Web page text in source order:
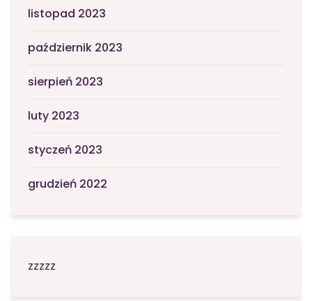
listopad 2023
październik 2023
sierpień 2023
luty 2023
styczeń 2023
grudzień 2022
zzzzz